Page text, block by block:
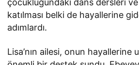
katılması belki de hayallerine
adımlardı.
Lisa’nın ailesi, onun hayallerine